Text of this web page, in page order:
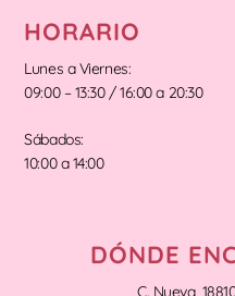
HORARIO
Lunes a Viernes:
09:00 – 13:30 / 16:00 a 20:30
Sábados:
10:00 a 14:00
DÓNDE
C. Nueva,